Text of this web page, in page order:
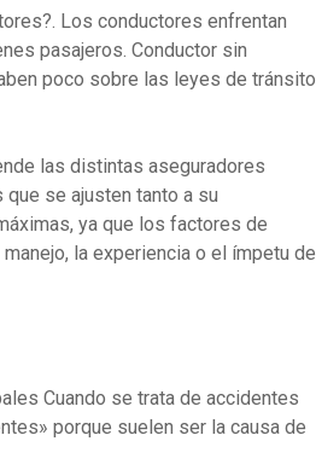
Los conductores enfrentan
pasajeros. Conductor sin
poco sobre las leyes de tránsito
las distintas aseguradores
se ajusten tanto a su
ya que los factores de
la experiencia o el ímpetu de
Cuando se trata de accidentes
porque suelen ser la causa de